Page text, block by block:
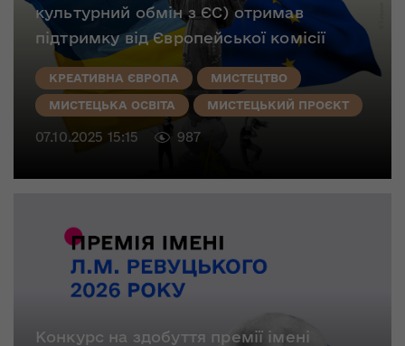
культурний обмін з ЄС) отримав
підтримку від Європейської комісії
КРЕАТИВНА ЄВРОПА МИСТЕЦТВО
МИСТЕЦЬКА ОСВІТА МИСТЕЦЬКИЙ ПРОЄКТ
07.10.2025 15:15 987
Конкурс на здобуття премії імені